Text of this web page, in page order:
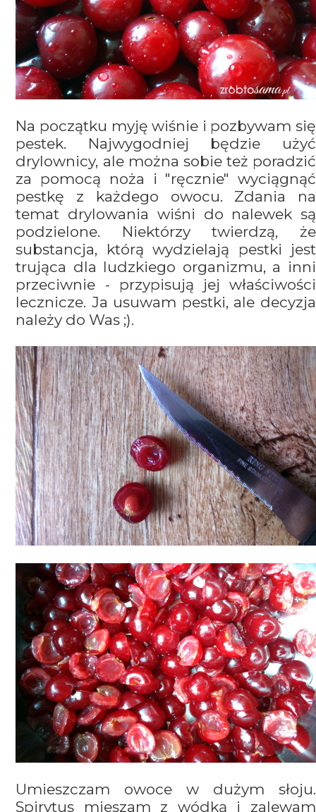
Na początku myję wiśnie i pozbywam się
pestek. Najwygodniej będzie użyć
drylownicy, ale można sobie też poradzić
za pomocą noża i "ręcznie" wyciągnąć
pestkę z każdego owocu. Zdania na
temat drylowania wiśni do nalewek są
podzielone. Niektórzy twierdzą, że
substancja, którą wydzielają pestki jest
trująca dla ludzkiego organizmu, a inni
przeciwnie - przypisują jej właściwości
lecznicze. Ja usuwam pestki, ale decyzja
należy do Was ;).
Umieszczam owoce w dużym słoju.
Spirytus mieszam z wódką i zalewam